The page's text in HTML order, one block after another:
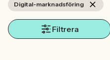
Sök med AI
Digital-marknadsföring
Filtrera